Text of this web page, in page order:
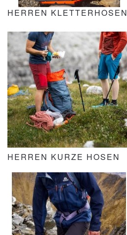
HERREN KLETTERHOSEN
HERREN KURZE HOSEN